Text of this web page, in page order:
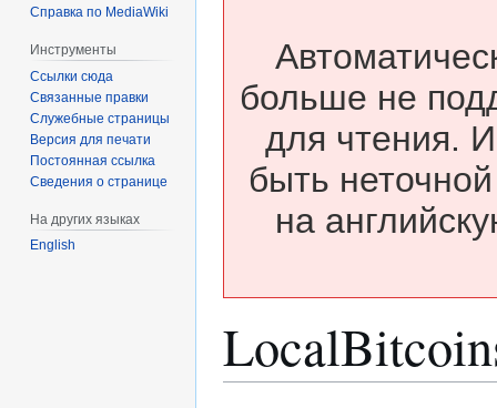
больше не
для чтения.
быть
на
Справка по MediaWiki
Инструменты
Ссылки сюда
Связанные правки
Служебные страницы
Версия для печати
Постоянная ссылка
Сведения о странице
На других языках
English